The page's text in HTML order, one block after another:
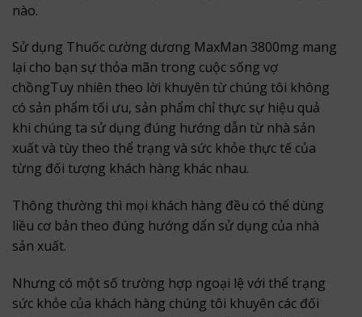
nào.
Sử dụng Thuốc cường dương MaxMan 3800mg mang
lại cho bạn sự thỏa mãn trong cuộc sống vợ
chồngTuy nhiên theo lời khuyên từ chúng tôi không
có sản phẩm tối ưu, sản phẩm chỉ thực sự hiệu quả
khi chúng ta sử dụng đúng hướng dẫn từ nhà sản
xuất và tùy theo thể trạng và sức khỏe thực tế của
từng đối tượng khách hàng khác nhau.
Thông thường thì mọi khách hàng đều có thể dùng
liều cơ bản theo đúng hướng dẩn sử dụng của nhà
sản xuất.
Nhưng có một số trường hợp ngoại lệ với thể trạng
sức khỏe của khách hàng chúng tôi khuyên các đối